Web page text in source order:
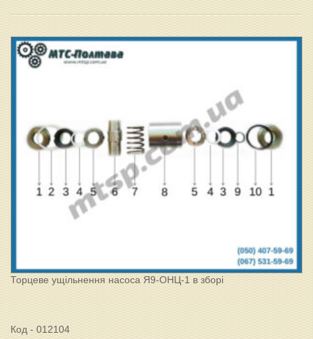
Торцеве ущільнення насоса Я9-ОНЦ-1 в зборі
Код - 012104